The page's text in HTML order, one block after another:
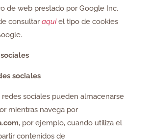
de web prestado por Google Inc.
consultaraquíel tipo de cookies
sociales
redes sociales pueden almacenarse
mientras navega por
, por ejemplo, cuando utiliza el
contenidos de